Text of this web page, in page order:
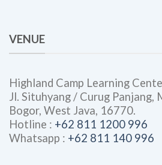
VENUE
Highland Camp Learning
Jl. Situhyang / Curug Panjang,
Bogor, West Java, 16770.
Hotline : +62 811 1200 996
Whatsapp : +62 811 140 996